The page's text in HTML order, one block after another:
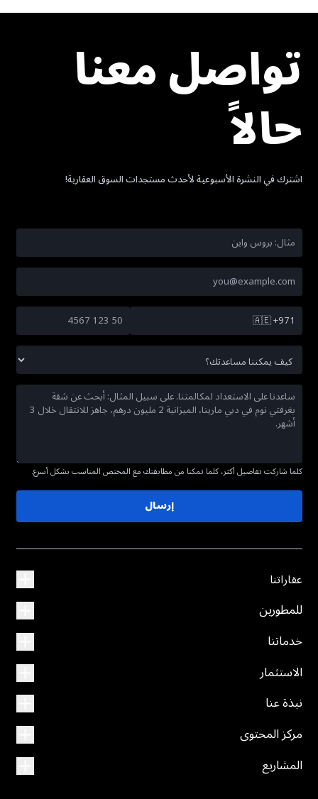
تواصل معنا
حالاً
اشترك في النشرة الأسبوعية لأحدث مستجدات السوق العقارية!
🇦🇪+971
كلما شاركت تفاصيل أكثر، كلما تمكنا من مطابقتك مع المختص المناسب بشكل أسرع.
إرسال
عقاراتنا
للمطورين
خدماتنا
الاستثمار
نبذة عنا
مركز المحتوى
المشاريع